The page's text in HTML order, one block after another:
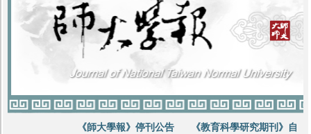
《師大學報》停刊公告 《教育科學研究期刊》自第